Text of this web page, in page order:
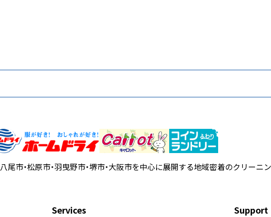
八尾市・松原市・羽曳野市・堺市・大阪市を中心に展開する地域密着のクリーニ
Services Support